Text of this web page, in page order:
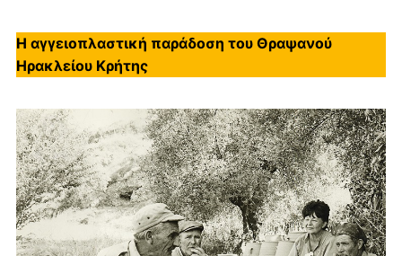
Η αγγειοπλαστική παράδοση του Θραψανού
Ηρακλείου Κρήτης